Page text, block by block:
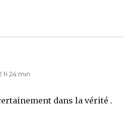
h 24 min
dans la vérité .